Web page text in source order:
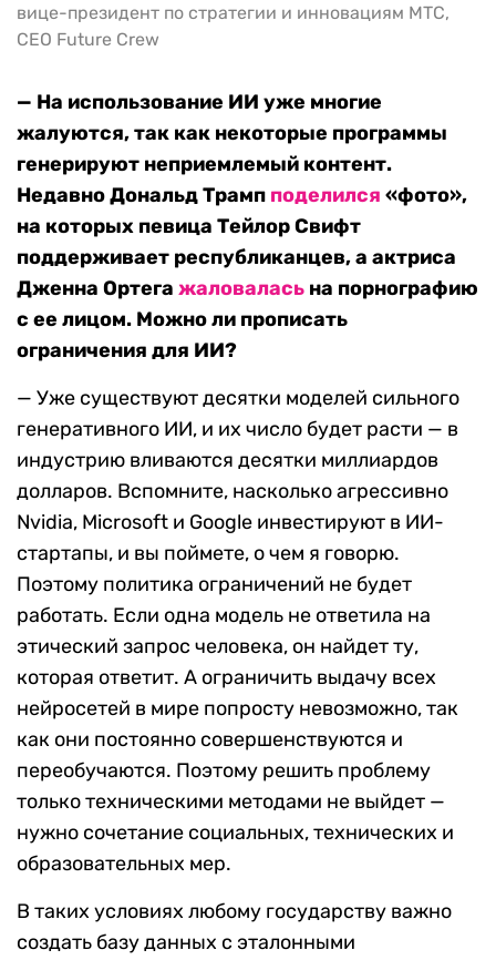
вице-президент по стратегии и инновациям МТС,
CEO Future Crew
— На использование ИИ уже многие
жалуются, так как некоторые программы
генерируют неприемлемый контент.
Недавно Дональд Трамп поделился «фото»,
на которых певица Тейлор Свифт
поддерживает республиканцев, а актриса
Дженна Ортега жаловалась на порнографию
с ее лицом. Можно ли прописать
ограничения для ИИ?
— Уже существуют десятки моделей сильного
генеративного ИИ, и их число будет расти — в
индустрию вливаются десятки миллиардов
долларов. Вспомните, насколько агрессивно
Nvidia, Microsoft и Google инвестируют в ИИ-
стартапы, и вы поймете, о чем я говорю.
Поэтому политика ограничений не будет
работать. Если одна модель не ответила на
этический запрос человека, он найдет ту,
которая ответит. А ограничить выдачу всех
нейросетей в мире попросту невозможно, так
как они постоянно совершенствуются и
переобучаются. Поэтому решить проблему
только техническими методами не выйдет —
нужно сочетание социальных, технических и
образовательных мер.
В таких условиях любому государству важно
создать базу данных с эталонными